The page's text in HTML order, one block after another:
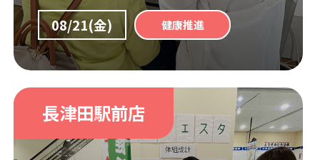
08/21(金) 健康推進
長津田駅前店